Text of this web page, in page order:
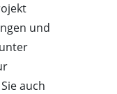
und
auch